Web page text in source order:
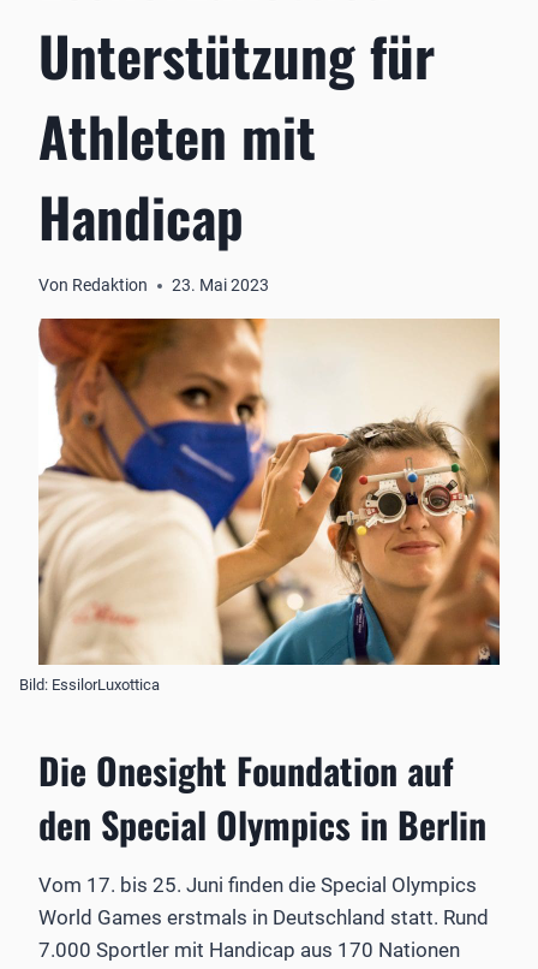
Unterstützung für
Athleten mit
Handicap
Von Redaktion 23. Mai 2023
Bild: EssilorLuxottica
Die Onesight Foundation auf
den Special Olympics in Berlin
Vom 17. bis 25. Juni finden die Special Olympics
World Games erstmals in Deutschland statt. Rund
7.000 Sportler mit Handicap aus 170 Nationen